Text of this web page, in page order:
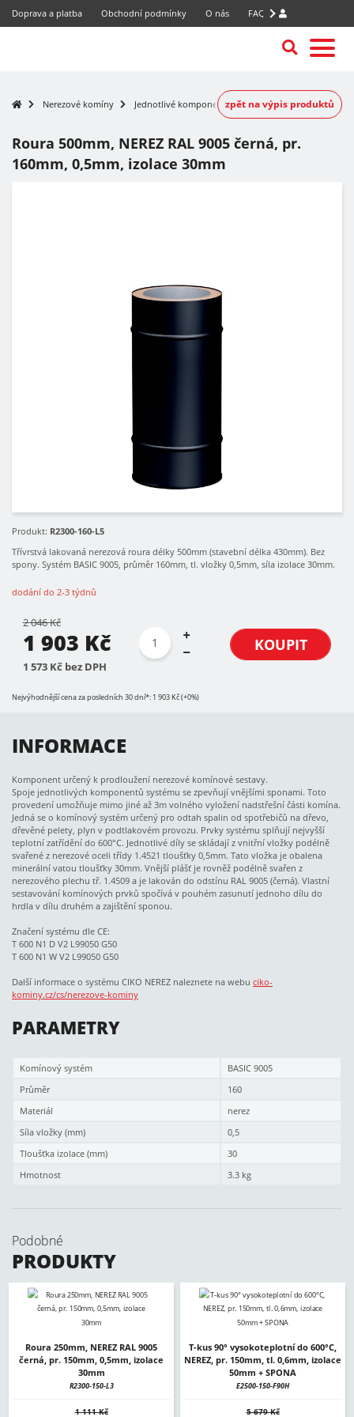
Doprava a platba Obchodní podmínky O nás FAQ
Nerezové komíny Jednotlivé komponentyzpět na výpis produktů
Roura 500mm, NEREZ RAL 9005 černá, pr.
160mm, 0,5mm, izolace 30mm
Produkt: R2300-160-L5
Třívrstvá lakovaná nerezová roura délky 500mm (stavební délka 430mm). Bez
spony. Systém BASIC 9005, průměr 160mm, tl. vložky 0,5mm, síla izolace 30mm.
dodání do 2-3 týdnů
2 046 Kč
1 903 Kč
1 573 Kč bez DPH
KOUPIT
Nejvýhodnější cena za posledních 30 dní*: 1 903 Kč (+0%)
INFORMACE
Komponent určený k prodloužení nerezové komínové sestavy.
Spoje jednotlivých komponentů systému se zpevňují vnějšími sponami. Toto
provedení umožňuje mimo jiné až 3m volného vyložení nadstřešní části komína.
Jedná se o komínový systém určený pro odtah spalin od spotřebičů na dřevo,
dřevěné pelety, plyn v podtlakovém provozu. Prvky systému splňují nejvyšší
teplotní zatřídění do 600°C. Jednotlivé díly se skládají z vnitřní vložky podélně
svařené z nerezové oceli třídy 1.4521 tloušťky 0,5mm. Tato vložka je obalena
minerální vatou tloušťky 30mm. Vnější plášť je rovněž podélně svařen z
nerezového plechu tř. 1.4509 a je lakován do odstínu RAL 9005 (černá). Vlastní
sestavování komínových prvků spočívá v pouhém zasunutí jednoho dílu do
hrdla v dílu druhém a zajištění sponou.
Značení systému dle CE:
T 600 N1 D V2 L99050 G50
T 600 N1 W V2 L99050 G50
Další informace o systému CIKO NEREZ naleznete na webu ciko-
kominy.cz/cs/nerezove-kominy
PARAMETRY
Komínový systém
BASIC 9005
Průměr
160
Materiál
nerez
Síla vložky (mm)
0,5
Tloušťka izolace (mm)
30
Hmotnost
3.3 kg
Podobné
PRODUKTY
Roura 250mm, NEREZ RAL 9005
černá, pr. 150mm, 0,5mm, izolace
30mm
R2300-150-L3
1 111 Kč
T-kus 90° vysokoteplotní do 600°C,
NEREZ, pr. 150mm, tl. 0,6mm, izolace
50mm + SPONA
E2500-150-F90H
5 679 Kč